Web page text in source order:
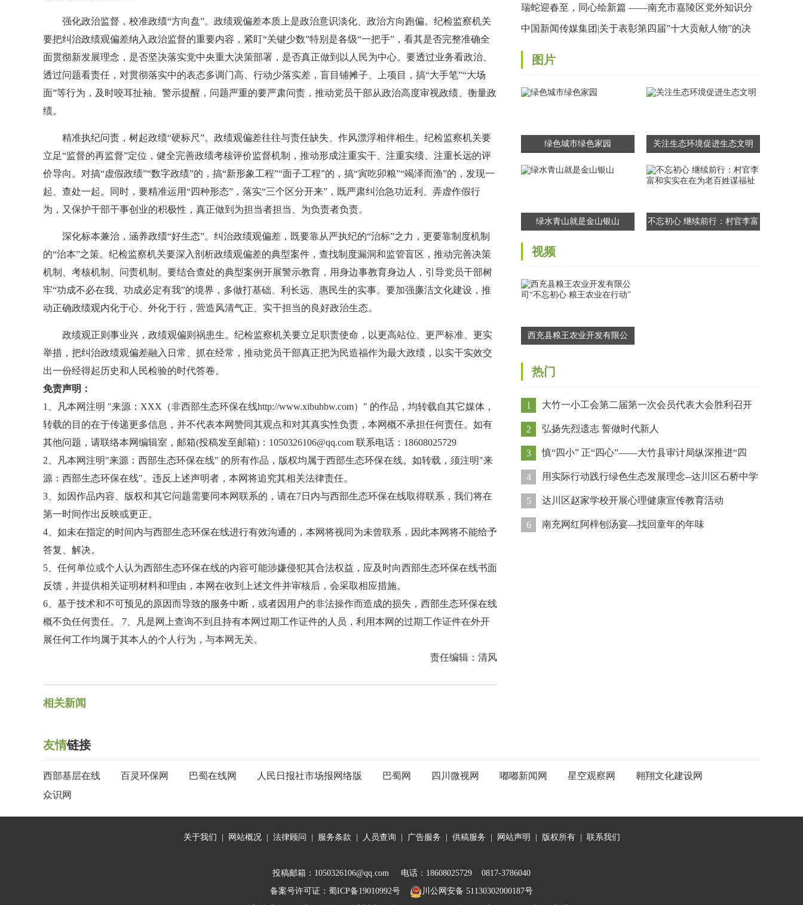
强化政治监督，校准政绩“方向盘”。政绩观偏差本质上是政治意识淡化、政治方向跑偏。纪检监察机关
要把纠治政绩观偏差纳入政治监督的重要内容，紧盯“关键少数”特别是各级“一把手”，看其是否完整准确全
面贯彻新发展理念，是否坚决落实党中央重大决策部署，是否真正做到以人民为中心。要透过业务看政治、
透过问题看责任，对贯彻落实中的表态多调门高、行动少落实差，盲目铺摊子、上项目，搞“大手笔”“大场
面”等行为，及时咬耳扯袖、警示提醒，问题严重的要严肃问责，推动党员干部从政治高度审视政绩、衡量政
绩。
精准执纪问责，树起政绩“硬标尺”。政绩观偏差往往与责任缺失、作风漂浮相伴相生。纪检监察机关要
立足“监督的再监督”定位，健全完善政绩考核评价监督机制，推动形成注重实干、注重实绩、注重长远的评
价导向。对搞“虚假政绩”“数字政绩”的，搞“新形象工程”“面子工程”的，搞“寅吃卯粮”“竭泽而渔”的，发现一
起、查处一起。同时，要精准运用“四种形态”，落实“三个区分开来”，既严肃纠治急功近利、弄虚作假行
为，又保护干部干事创业的积极性，真正做到为担当者担当、为负责者负责。
深化标本兼治，涵养政绩“好生态”。纠治政绩观偏差，既要靠从严执纪的“治标”之力，更要靠制度机制
的“治本”之策。纪检监察机关要深入剖析政绩观偏差的典型案件，查找制度漏洞和监管盲区，推动完善决策
机制、考核机制、问责机制。要结合查处的典型案例开展警示教育，用身边事教育身边人，引导党员干部树
牢“功成不必在我、功成必定有我”的境界，多做打基础、利长远、惠民生的实事。要加强廉洁文化建设，推
动正确政绩观内化于心、外化于行，营造风清气正、实干担当的良好政治生态。
政绩观正则事业兴，政绩观偏则祸患生。纪检监察机关要立足职责使命，以更高站位、更严标准、更实
举措，把纠治政绩观偏差融入日常、抓在经常，推动党员干部真正把为民造福作为最大政绩，以实干实效交
出一份经得起历史和人民检验的时代答卷。
免责声明：
1、凡本网注明 "来源：XXX（非西部生态环保在线http://www.xibuhbw.com）" 的作品，均转载自其它媒体，
转载的目的在于传递更多信息，并不代表本网赞同其观点和对其真实性负责，本网概不承担任何责任。如有
其他问题，请联络本网编辑室，邮箱(投稿发至邮箱)：1050326106@qq.com 联系电话：18608025729
2、凡本网注明"来源：西部生态环保在线" 的所有作品，版权均属于西部生态环保在线。如转载，须注明"来
源：西部生态环保在线"。违反上述声明者，本网将追究其相关法律责任。
3、如因作品内容、版权和其它问题需要同本网联系的，请在7日内与西部生态环保在线取得联系，我们将在
第一时间作出反映或更正。
4、如未在指定的时间内与西部生态环保在线进行有效沟通的，本网将视同为未曾联系，因此本网将不能给予
答复、解决。
5、任何单位或个人认为西部生态环保在线的内容可能涉嫌侵犯其合法权益，应及时向西部生态环保在线书面
反馈，并提供相关证明材料和理由，本网在收到上述文件并审核后，会采取相应措施。
6、基于技术和不可预见的原因而导致的服务中断，或者因用户的非法操作而造成的损失，西部生态环保在线
概不负任何责任。 7、凡是网上查询不到且持有本网过期工作证件的人员，利用本网的过期工作证件在外开
展任何工作均属于其本人的个人行为，与本网无关。
责任编辑：清风
相关新闻
的“思想”与“视野”双收获
瑞蛇迎春至，同心绘新篇 ——南充市嘉陵区党外知识分
子联谊会成功举办2024年度工作总结暨蛇年新春联欢会
中国新闻传媒集团|关于表彰第四届”十大贡献人物”的决
定
图片
绿色城市绿色家园 关注生态环境促进生态文明
绿水青山就是金山银山
不忘初心 继续前行：村官李富
视频
西充县粮王农业开发有限公
热门
1 大竹一小工会第二届第一次会员代表大会胜利召开
2 弘扬先烈遗志 誓做时代新人
3 慎“四小” 正“四心”——大竹县审计局纵深推进“四
心”作风问题教育整顿
4 用实际行动践行绿色生态发展理念--达川区石桥中学
开展植树绿化活动
5 达川区赵家学校开展心理健康宣传教育活动
6 南充网红阿梓刨汤宴—找回童年的年味
友情链接
西部基层在线 百灵环保网 巴蜀在线网 人民日报社市场报网络版 巴蜀网 四川微视网 嘟嘟新闻网 星空观察网
翱翔文化建设网
众识网
关于我们 网站概况| 法律顾问 服务条款 人员查询 广告服务 供稿服务 网站声明 版权所有| 联系我们
投稿邮箱：1050326106@qq.com 电话：18608025729 0817-3786040
备案号许可证： 蜀ICP备19010992号
川公网安备 51130302000187号